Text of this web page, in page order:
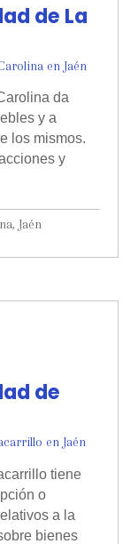
de La
en Jaén
da
y a
los mismos.
y
Jaén
de
en Jaén
tiene
o
a la
bienes